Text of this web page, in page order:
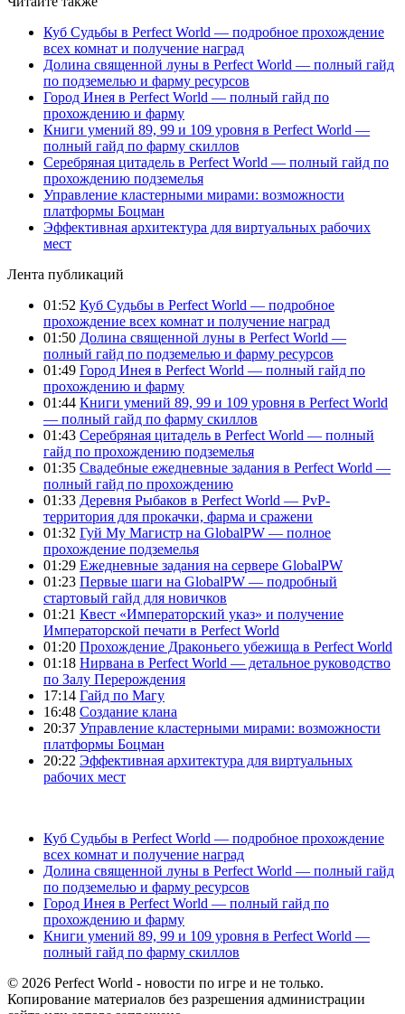
Куб Судьбы в Perfect World — подробное прохождение
всех комнат и получение наград
Долина священной луны в Perfect World — полный гайд
по подземелью и фарму ресурсов
Город Инея в Perfect World — полный гайд по
прохождению и фарму
Книги умений 89, 99 и 109 уровня в Perfect World —
полный гайд по фарму скиллов
Серебряная цитадель в Perfect World — полный гайд по
прохождению подземелья
Управление кластерными мирами: возможности
платформы Боцман
Эффективная архитектура для виртуальных рабочих
мест
Лента публикаций
01:52 Куб Судьбы в Perfect World — подробное
прохождение всех комнат и получение наград
01:50 Долина священной луны в Perfect World —
полный гайд по подземелью и фарму ресурсов
01:49 Город Инея в Perfect World — полный гайд по
прохождению и фарму
01:44 Книги умений 89, 99 и 109 уровня в Perfect World
— полный гайд по фарму скиллов
01:43 Серебряная цитадель в Perfect World — полный
гайд по прохождению подземелья
01:35 Свадебные ежедневные задания в Perfect World —
полный гайд по прохождению
01:33 Деревня Рыбаков в Perfect World — PvP-
территория для прокачки, фарма и сражени
01:32 Гуй Му Магистр на GlobalPW — полное
прохождение подземелья
01:29 Ежедневные задания на сервере GlobalPW
01:23 Первые шаги на GlobalPW — подробный
стартовый гайд для новичков
01:21 Квест «Императорский указ» и получение
Императорской печати в Perfect World
01:20 Прохождение Драконьего убежища в Perfect World
01:18 Нирвана в Perfect World — детальное руководство
по Залу Перерождения
17:14 Гайд по Магу
16:48 Создание клана
20:37 Управление кластерными мирами: возможности
платформы Боцман
20:22 Эффективная архитектура для виртуальных
рабочих мест
Куб Судьбы в Perfect World — подробное прохождение
всех комнат и получение наград
Долина священной луны в Perfect World — полный гайд
по подземелью и фарму ресурсов
Город Инея в Perfect World — полный гайд по
прохождению и фарму
Книги умений 89, 99 и 109 уровня в Perfect World —
полный гайд по фарму скиллов
© 2026 Perfect World - новости по игре и не только.
Копирование материалов без разрешения администрации